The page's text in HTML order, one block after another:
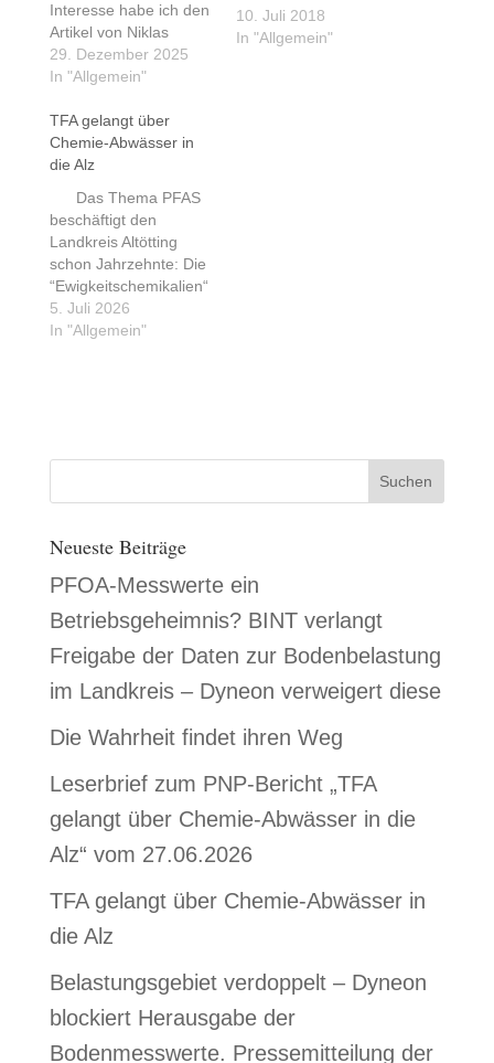
Interesse habe ich den
Artikel von Niklas
Schneider von
22.11.25 über die
Kreistagssitzung
gelesen, der die PFAS-
Problematik im
thematisierte. Die
Debatte zeigt den
nötigen politischen
Willen, zumindest von
einigen Mitgliedern,
das Problem im
Landkreis Altötting
29. Dezember 2025
In "Allgemein"
10. Juli 2018
In "Allgemein"
TFA gelangt über
Chemie-Abwässer in
die Alz
Das Thema PFAS
beschäftigt den
Landkreis Altötting
schon Jahrzehnte: Die
“Ewigkeitschemikalien“
aus der chemischen
Industrie, die zum Teil
einigen
gefiltert werden,
kontaminierten
Bautätigkeit ein. Nun
rückt eine weitere
Stoffgruppe der…
5. Juli 2026
In "Allgemein"
Neueste Beiträge
PFOA-Messwerte ein
Betriebsgeheimnis? BINT verlangt
Freigabe der Daten zur Bodenbelastung
im Landkreis – Dyneon verweigert diese
Die Wahrheit findet ihren Weg
Leserbrief zum PNP-Bericht „TFA
gelangt über Chemie-Abwässer in die
Alz“ vom 27.06.2026
TFA gelangt über Chemie-Abwässer in
die Alz
Belastungsgebiet verdoppelt – Dyneon
blockiert Herausgabe der
Bodenmesswerte. Pressemitteilung der